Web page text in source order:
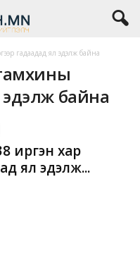
гадаадад ял эдэлж байна
эдэлж байна
иргэн хар
ял эдэлж...